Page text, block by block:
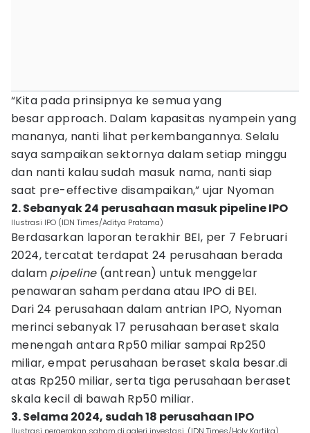
“Kita pada prinsipnya ke semua yang
besar approach. Dalam kapasitas nyampein yang
mananya, nanti lihat perkembangannya. Selalu
saya sampaikan sektornya dalam setiap minggu
dan nanti kalau sudah masuk nama, nanti siap
saat pre-effective disampaikan,” ujar Nyoman
2. Sebanyak 24 perusahaan masuk pipeline IPO
Ilustrasi IPO (IDN Times/Aditya Pratama)
Berdasarkan laporan terakhir BEI, per 7 Februari
2024, tercatat terdapat 24 perusahaan berada
dalam pipeline(antrean) untuk menggelar
penawaran saham perdana atau IPO di BEI.
Dari 24 perusahaan dalam antrian IPO, Nyoman
merinci sebanyak 17 perusahaan beraset skala
menengah antara Rp50 miliar sampai Rp250
miliar, empat perusahaan beraset skala besar.di
atas Rp250 miliar, serta tiga perusahaan beraset
skala kecil di bawah Rp50 miliar.
3. Selama 2024, sudah 18 perusahaan IPO